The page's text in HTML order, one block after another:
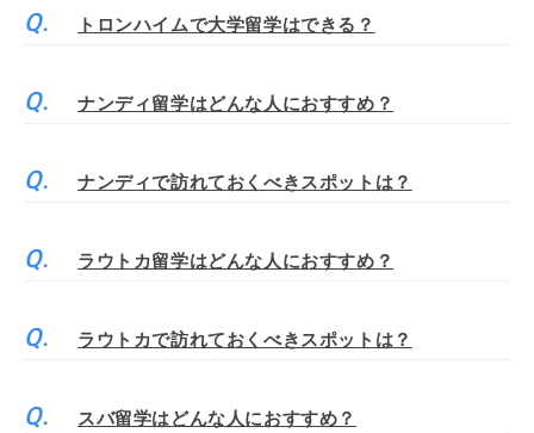
トロンハイムで大学留学はできる？
ナンディ留学はどんな人におすすめ？
ナンディで訪れておくべきスポットは？
ラウトカ留学はどんな人におすすめ？
ラウトカで訪れておくべきスポットは？
スバ留学はどんな人におすすめ？